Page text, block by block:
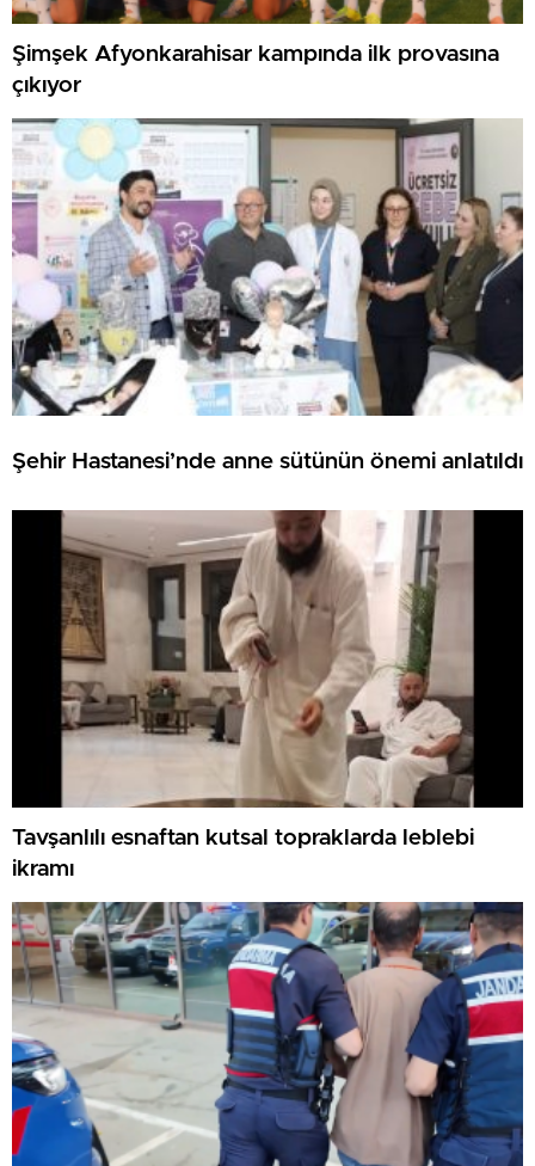
Şimşek Afyonkarahisar kampında ilk provasına
çıkıyor
Şehir Hastanesi’nde anne sütünün önemi anlatıldı
Tavşanlılı esnaftan kutsal topraklarda leblebi
ikramı